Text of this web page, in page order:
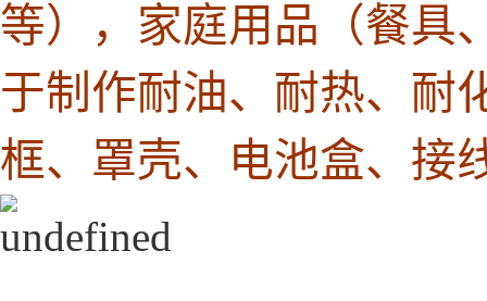
等），家庭用品（餐具
于制作耐油、耐热、耐
框、罩壳、电池盒、接